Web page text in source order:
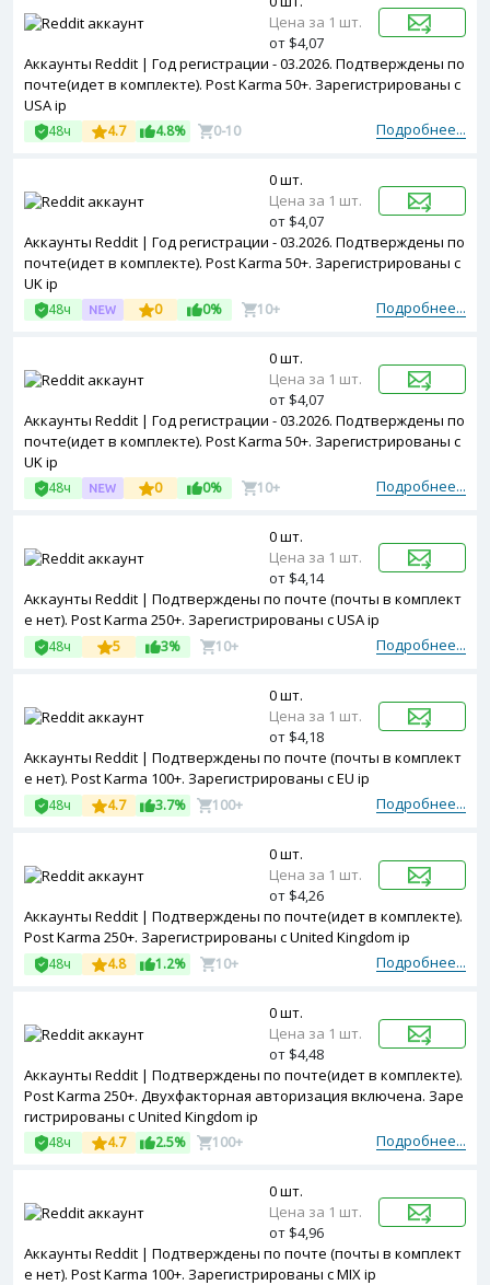
Аккаунты Reddit | Год регистрации - 03.2026. Подтверждены по
почте(идет в комплекте). Post Karma 50+. Зарегистрированы с
USA ip
Подробнее...
48ч 4.7 4.8% 0-10
Цена за 1 шт.
от $4,07
Аккаунты Reddit | Год регистрации - 03.2026. Подтверждены по
почте(идет в комплекте). Post Karma 50+. Зарегистрированы с
UK ip
Подробнее...
48ч 0 0% 10+
0 шт.
Цена за 1 шт.
от $4,07
Аккаунты Reddit | Год регистрации - 03.2026. Подтверждены по
почте(идет в комплекте). Post Karma 50+. Зарегистрированы с
UK ip
Подробнее...
48ч 0 0% 10+
0 шт.
Цена за 1 шт.
от $4,07
Аккаунты Reddit | Подтверждены по почте (почты в комплект
е нет). Post Karma 250+. Зарегистрированы с USA ip
Подробнее...
48ч 5 3% 10+
0 шт.
Цена за 1 шт.
от $4,14
Аккаунты Reddit | Подтверждены по почте (почты в комплект
е нет). Post Karma 100+. Зарегистрированы с EU ip
Подробнее...
48ч 4.7 3.7% 100+
0 шт.
Цена за 1 шт.
от $4,18
Аккаунты Reddit | Подтверждены по почте(идет в комплекте).
Post Karma 250+. Зарегистрированы с United Kingdom ip
Подробнее...
48ч 4.8 1.2% 10+
0 шт.
Цена за 1 шт.
от $4,26
Аккаунты Reddit | Подтверждены по почте(идет в комплекте).
Post Karma 250+. Двухфакторная авторизация включена. Заре
гистрированы с United Kingdom ip
Подробнее...
48ч 4.7 2.5% 100+
0 шт.
Цена за 1 шт.
от $4,48
Аккаунты Reddit | Подтверждены по почте (почты в комплект
е нет). Post Karma 100+. Зарегистрированы с MIX ip
0 шт.
Цена за 1 шт.
от $4,96